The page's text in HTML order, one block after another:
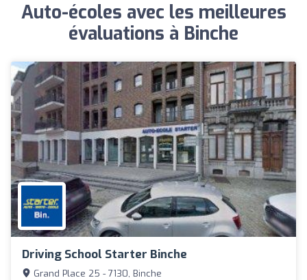
Auto-écoles avec les meilleures
évaluations à Binche
Driving School Starter Binche
Grand Place 25 - 7130, Binche